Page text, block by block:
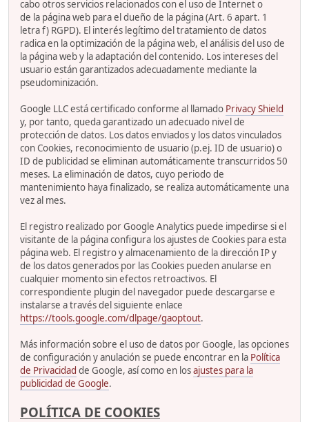
cabo otros servicios relacionados con el uso de Internet o
de la página web para el dueño de la página (Art. 6 apart. 1
letra f) RGPD). El interés legítimo del tratamiento de datos
radica en la optimización de la página web, el análisis del uso de
la página web y la adaptación del contenido. Los intereses del
usuario están garantizados adecuadamente mediante la
pseudominización.
Google LLC está certificado conforme al llamado Privacy Shield
y, por tanto, queda garantizado un adecuado nivel de
protección de datos. Los datos enviados y los datos vinculados
con Cookies, reconocimiento de usuario (p.ej. ID de usuario) o
ID de publicidad se eliminan automáticamente transcurridos 50
meses. La eliminación de datos, cuyo periodo de
mantenimiento haya finalizado, se realiza automáticamente una
vez al mes.
El registro realizado por Google Analytics puede impedirse si el
visitante de la página configura los ajustes de Cookies para esta
página web. El registro y almacenamiento de la dirección IP y
de los datos generados por las Cookies pueden anularse en
cualquier momento sin efectos retroactivos. El
correspondiente plugin del navegador puede descargarse e
instalarse a través del siguiente enlace
https://tools.google.com/dlpage/gaoptout.
Más información sobre el uso de datos por Google, las opciones
de configuración y anulación se puede encontrar en la Política
de Privacidad de Google, así como en losajustes para la
publicidad de Google.
POLÍTICA DE COOKIES